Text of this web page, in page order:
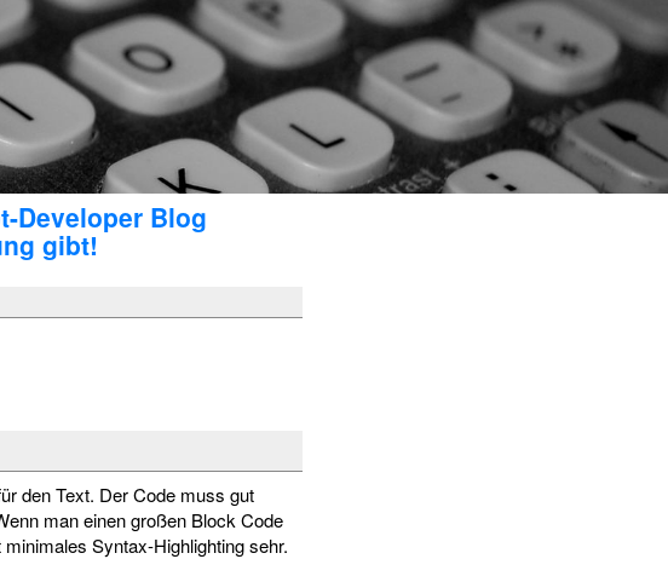
Developer Blog
gibt!
den Text. Der Code muss gut
man einen großen Block Code
Syntax-Highlighting sehr.